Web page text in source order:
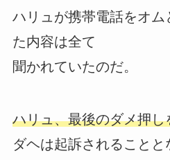
ハリュが携帯電話をオム
た内容は全て
聞かれていたのだ。
ハリュ、最後のダメ押し
ダヘは起訴されること